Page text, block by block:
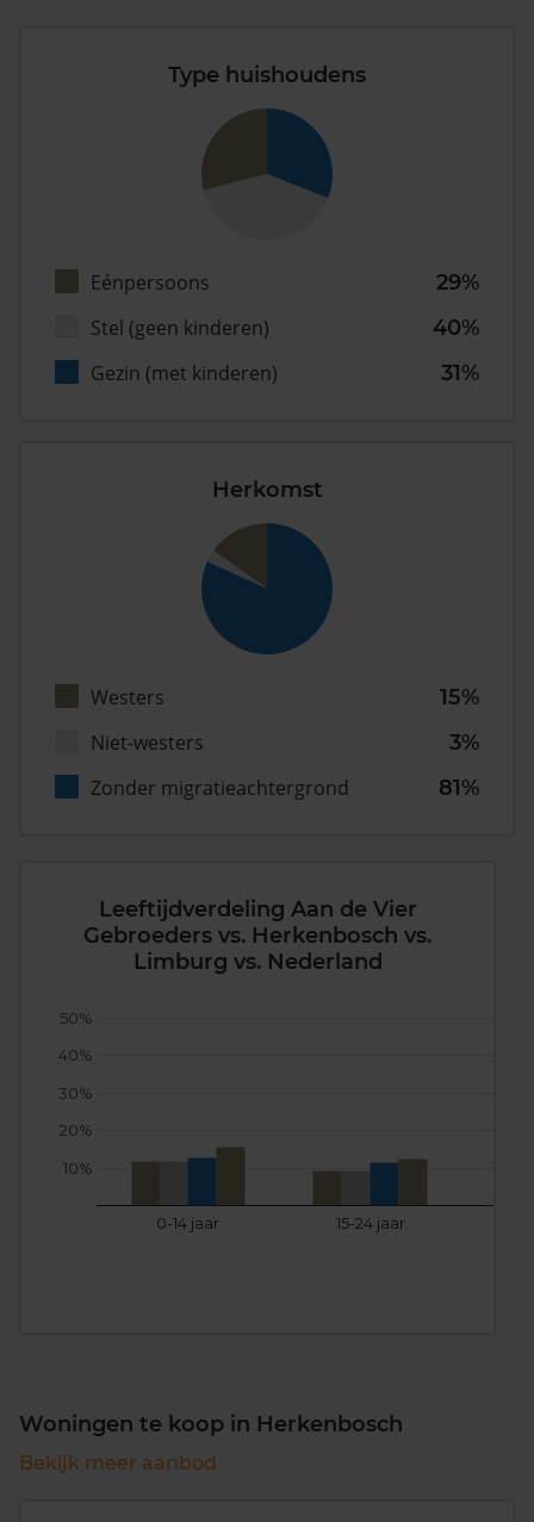
Type huishoudens
Eénpersoons
29%
Stel (geen kinderen)
40%
Gezin (met kinderen)
31%
Herkomst
Westers
15%
Niet-westers
3%
Zonder migratieachtergrond
81%
Leeftijdverdeling Aan de Vier
Gebroeders vs. Herkenbosch vs.
Limburg vs. Nederland
0-14 jaar 15-24 jaar
10%
20%
30%
40%
50%
Woningen te koop in Herkenbosch
Bekijk meer aanbod